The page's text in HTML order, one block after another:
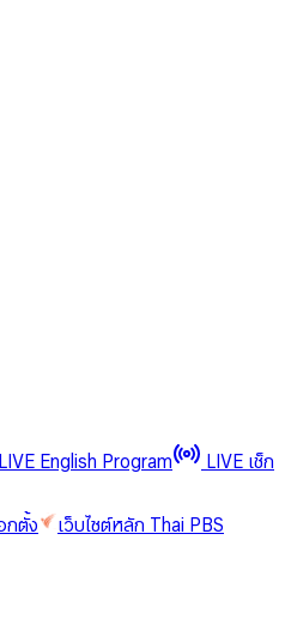
LIVE English Program
LIVE เช็ก
กตั้ง
เว็บไซต์หลัก Thai PBS